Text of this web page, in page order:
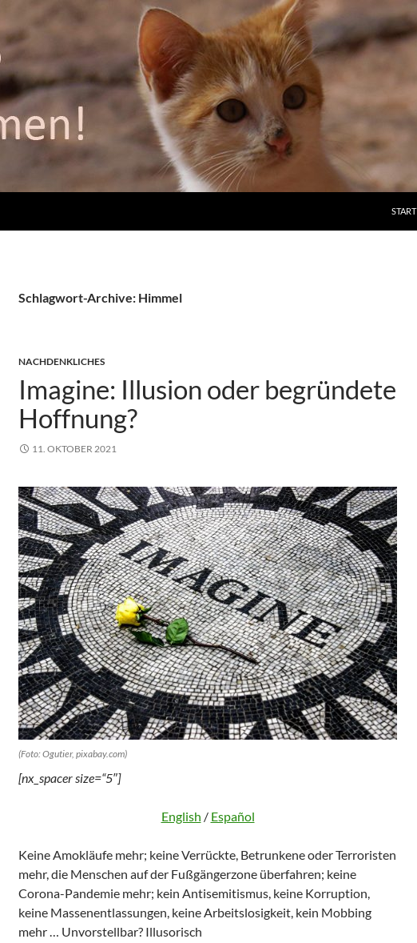
START
Schlagwort-Archive: Himmel
NACHDENKLICHES
Imagine: Illusion oder begründete
Hoffnung?
11. OKTOBER 2021
(Foto: Ogutier, pixabay.com)
[nx_spacer size=“5″]
English / Español
Keine Amokläufe mehr; keine Verrückte, Betrunkene oder Terroristen
mehr, die Menschen auf der Fußgängerzone überfahren; keine
Corona-Pandemie mehr; kein Antisemitismus, keine Korruption,
keine Massenentlassungen, keine Arbeitslosigkeit, kein Mobbing
mehr … Unvorstellbar? Illusorisch